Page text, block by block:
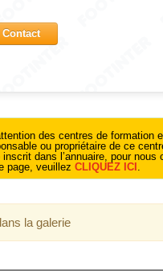
Contact
des centres de formation
ou propriétaire de ce
inscrit dans l’annuaire, pour nous
page, veuillez CLIQUEZ ICI .
la galerie